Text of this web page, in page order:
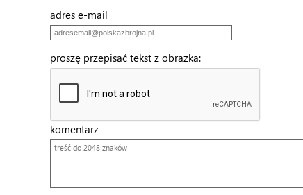
adres e-mail
proszę przepisać tekst z obrazka:
komentarz